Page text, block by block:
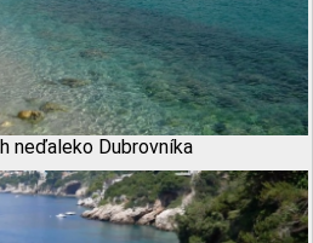
neďaleko Dubrovníka